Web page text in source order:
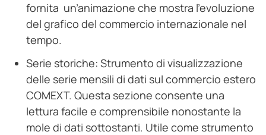
fornita un’animazione che mostra l’evoluzione
del grafico del commercio internazionale nel
tempo.
Serie storiche: Strumento di visualizzazione
delle serie mensili di dati sul commercio estero
COMEXT. Questa sezione consente una
lettura facile e comprensibile nonostante la
mole di dati sottostanti. Utile come strumento